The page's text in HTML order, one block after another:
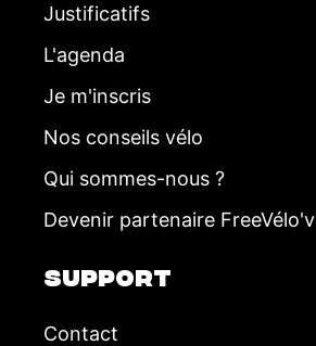
Justificatifs
L'agenda
Je m'inscris
Nos conseils vélo
Qui sommes-nous ?
Devenir partenaire FreeVélo'v
SUPPORT
Contact